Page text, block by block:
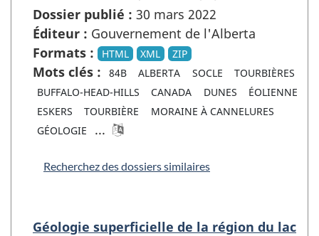
Dossier publié : 30 mars 2022
Éditeur : Gouvernement de l'Alberta
Formats :
HTML XML ZIP
Mots clés : 84B ALBERTA SOCLE
TOURBIÈRES
BUFFALO-HEAD-HILLS
CANADA DUNES
ÉOLIENNE
ESKERS
TOURBIÈRE
MORAINE À CANNELURES
GÉOLOGIE
...
Recherchez des dossiers similaires
Géologie superficielle de la région du lac